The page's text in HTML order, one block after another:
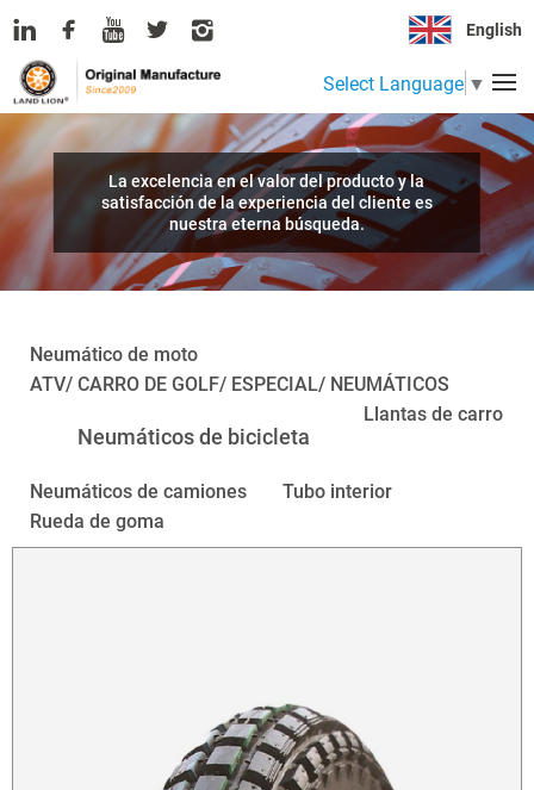
English
Select Language ▼
La excelencia en el valor del producto y la
satisfacción de la experiencia del cliente es
nuestra eterna búsqueda.
Neumático de moto
ATV/ CARRO DE GOLF/ ESPECIAL/ NEUMÁTICOS
Neumáticos de bicicleta
Llantas de carro
Neumáticos de camiones
Tubo interior
Rueda de goma